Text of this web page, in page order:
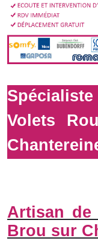
Volets
Artisan de
Brou sur